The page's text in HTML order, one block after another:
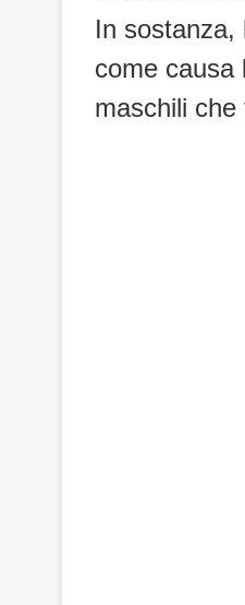
In sostanza,
come causa
maschili che